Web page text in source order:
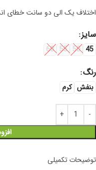
اختلاف یک الی دو سانت خطای
سایز
45
50
55
60
رنگ
بنفش کرم
توضیحات تکمیلی